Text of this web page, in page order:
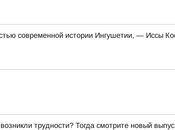
современной истории Ингушетии, — Иссы
трудности? Тогда смотрите новый